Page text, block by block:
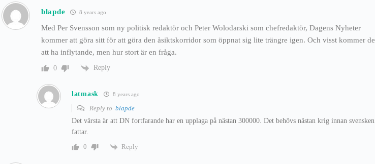
blapde 8 years ago
Med Per Svensson som ny politisk redaktör och Peter Wolodarski som chefredaktör, Dagens Nyheter
kommer att göra sitt för att göra den åsiktskorridor som öppnat sig lite trängre igen. Och visst kommer de
att ha inflytande, men hur stort är en fråga.
0 Reply
latmask 8 years ago
Reply to blapde
Det värsta är att DN fortfarande har en upplaga på nästan 300000. Det behövs nästan krig innan svensken
fattar.
0
Reply